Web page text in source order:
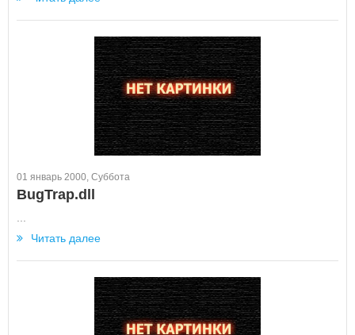
01 январь 2000, Суббота
BugTrap.dll
Читать далее